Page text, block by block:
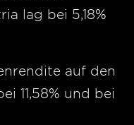
lag bei 5,18%
auf den
11,58% und bei